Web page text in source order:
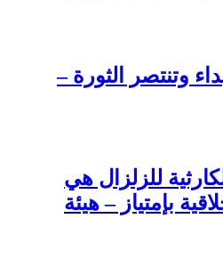
وتنتصر الثورة –
للزلزال هي
بإمتياز – هيئة